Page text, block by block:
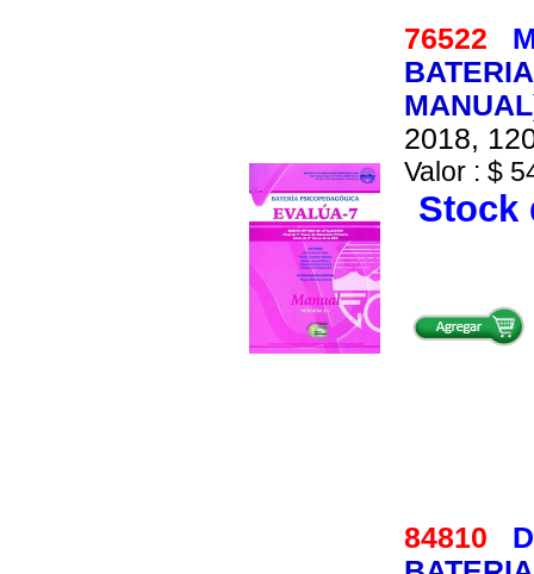
76522
2018,
Valor : $
Stock
84810